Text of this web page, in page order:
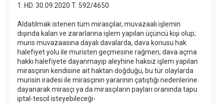
1. HD. 30.09.2020 T. 592/4650
Aldatılmak istenen tüm mirasçılar, muvazaalı işlemin
dışında kalan ve zararlarına işlem yapılan üçüncü kişi olup;
muris muvazaasına dayalı davalarda, dava konusu hak
halefiyet yolu ile muristen geçmesine rağmen; dava açma
hakkı halefiyete dayanmayıp aleyhine haksız işlem yapılan
mirasçının kendisine ait haktan doğduğu, bu tür olaylarda
murisin iradesi ile mirasçının yararının çatıştığı nedenlerine
dayanarak mirasçı ya da mirasçıların payları oranında tapu
iptal-tescil isteyebileceği-